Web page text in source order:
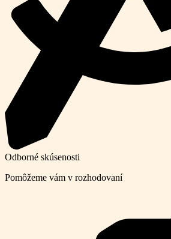
Odborné skúsenosti
Pomôžeme vám v rozhodovaní